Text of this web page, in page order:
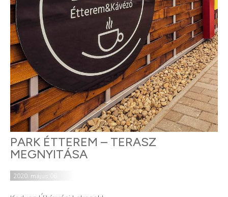
PARK ÉTTEREM – TERASZ
MEGNYITÁSA
2020. május 06.